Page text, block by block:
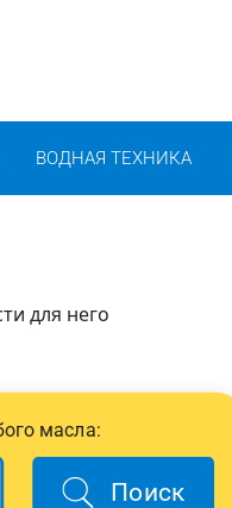
ВОДНАЯ ТЕХНИКА
для него
масла:
Поиск